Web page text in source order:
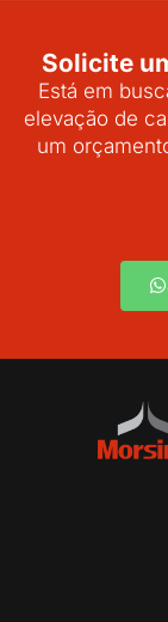
Solicite
Está em
elevação de
um